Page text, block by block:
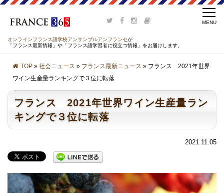
オンラインフランス語学校アンサンブルアンフランセが
「フランス最新情報」や「フランス語学習者に役立つ情報」をお届けします。
TOP » 社会ニュース » フランス最新ニュース » フランス 2021年世界
ワイン生産量ランキングで３位に転落
フランス 2021年世界ワイン生産量ラン
キングで３位に転落
2021.11.05